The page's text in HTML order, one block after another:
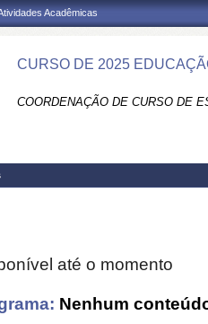
Acadêmicas
CURSO DE 2025
COORDENAÇÃO DE CURSO DE
até o momento
Nenhum